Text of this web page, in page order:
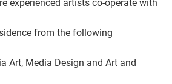
experienced artists co-operate with
from the following
Art, Media Design and Art and